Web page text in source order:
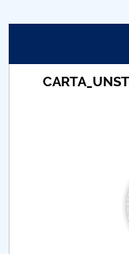
UNIVERSITATE
IOSUD/CSUD-